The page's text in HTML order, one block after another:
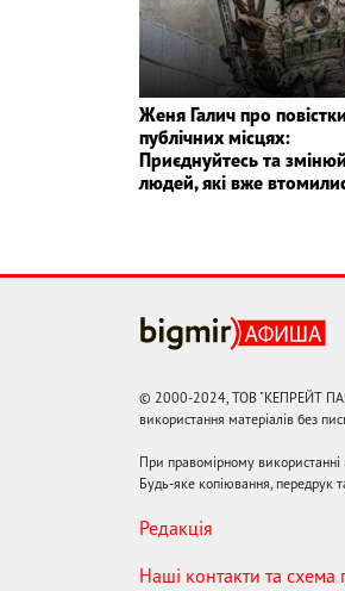
Женя Галич про
публічних місцях:
Приєднуйтесь та
людей, які вже
© 2000-2024, ТОВ "КЕПРЕЙТ
використання матеріалів без
При правомірному використанні
Будь-яке копіювання, передрук
Редакція
Наші контакти та схема